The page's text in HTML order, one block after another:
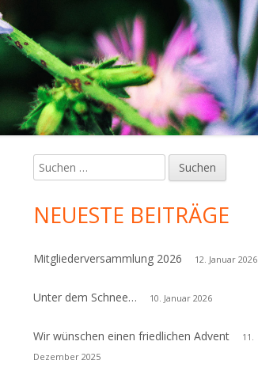
Haupt-
Seitenleiste
Suchen
nach:
NEUESTE BEITRÄGE
Mitgliederversammlung 2026 12. Januar 2026
Unter dem Schnee… 10. Januar 2026
Wir wünschen einen friedlichen Advent
11.
Dezember 2025